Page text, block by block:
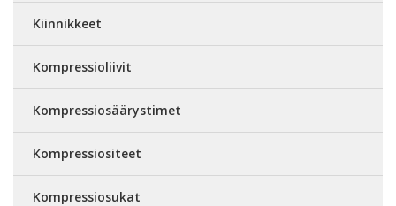
Kiinnikkeet
Kompressioliivit
Kompressiosäärystimet
Kompressiositeet
Kompressiosukat